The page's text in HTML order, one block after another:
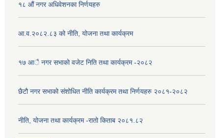
१८ औं नगर अधिवेशनका निर्णयहरु
आ.व.२०८२.८३ को नीति, योजना तथा कार्यक्रम
१७ आै नगर सभाकाे वजेट निति तथा कार्यक्रम -२०८२
छैटौ नगर सभाको संशोधित नीति कार्यक्रम तथा निर्णयहरु २०८१-२०८२
नीति, योजना तथा कार्यक्रम -रातो किताब २०८१.८२